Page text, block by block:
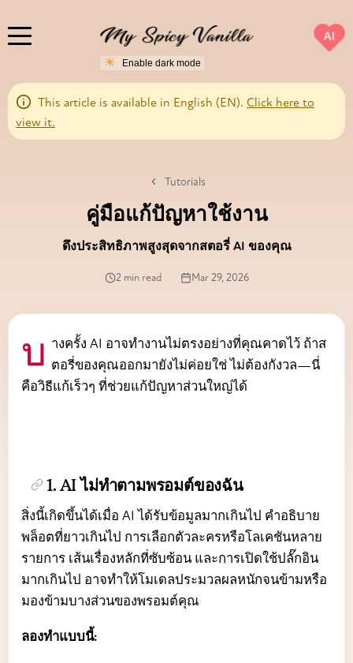
AI
This article is available in English (EN). Click here to
view it.
Tutorials
คู่มือแก้ปัญหาใช้งาน
ดึงประสิทธิภาพสูงสุดจากสตอรี่ AI ของคุณ
2 min read Mar 29, 2026
บางครั้ง AI อาจทำงานไม่ตรงอย่างที่คุณคาดไว้ ถ้าส ตอรี่ของคุณออกมายังไม่ค่อยใช่ ไม่ต้องกังวล—นี่
คือวิธีแก้เร็วๆ ที่ช่วยแก้ปัญหาส่วนใหญ่ได้
1. AI ไม่ทำตามพรอมต์ของฉัน
สิ่งนี้เกิดขึ้นได้เมื่อ AI ได้รับข้อมูลมากเกินไป คำอธิบาย
พล็อตที่ยาวเกินไป การเลือกตัวละครหรือโลเคชันหลาย
รายการ เส้นเรื่องหลักที่ซับซ้อน และการเปิดใช้ปลั๊กอิน
มากเกินไป อาจทำให้โมเดลประมวลผลหนักจนข้ามหรือ
มองข้ามบางส่วนของพรอมต์คุณ
ลองทำแบบนี้: